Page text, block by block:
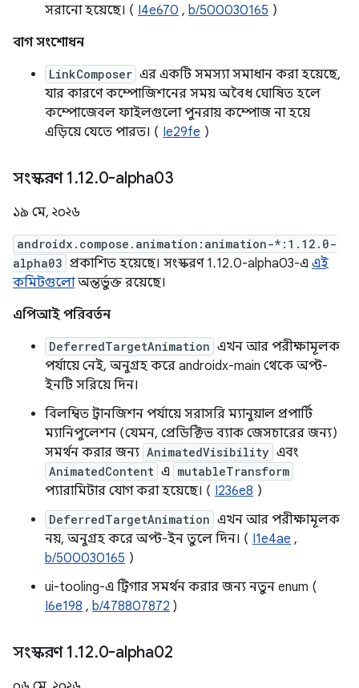
সরানো হয়েছে। ( I4e670 , b/500030165 )
বাগ সংশোধন
LinkComposer এর একটি সমস্যা সমাধান করা হয়েছে,
যার কারণে কম্পোজিশনের সময় অবৈধ ঘোষিত হলে
কম্পোজেবল ফাইলগুলো পুনরায় কম্পোজ না হয়ে
এড়িয়ে যেতে পারত। ( Ie29fe )
সংস্করণ 1.12.0-alpha03
১৯ মে, ২০২৬
androidx.compose.animation:animation-*:1.12.0-
alpha03 প্রকাশিত হয়েছে। সংস্করণ 1.12.0-alpha03-এ এই
কমিটগুলোঅন্তর্ভুক্ত রয়েছে।
এপিআই পরিবর্তন
DeferredTargetAnimation এখন আর পরীক্ষামূলক
পর্যায়ে নেই, অনুগ্রহ করে androidx-main থেকে অপ্ট-
ইনটি সরিয়ে দিন।
বিলম্বিত ট্রানজিশন পর্যায়ে সরাসরি ম্যানুয়াল প্রপার্টি
ম্যানিপুলেশন (যেমন, প্রেডিক্টিভ ব্যাক জেসচারের জন্য)
সমর্থন করার জন্য AnimatedVisibility এবং
AnimatedContent এ mutableTransform
প্যারামিটার যোগ করা হয়েছে। ( I236e8 )
DeferredTargetAnimation এখন আর পরীক্ষামূলক
নয়, অনুগ্রহ করে অপ্ট-ইন তুলে দিন। ( I1e4ae ,
b/500030165 )
ui-tooling-এ ট্রিগার সমর্থন করার জন্য নতুন enum (
I6e198 , b/478807872 )
সংস্করণ 1.12.0-alpha02